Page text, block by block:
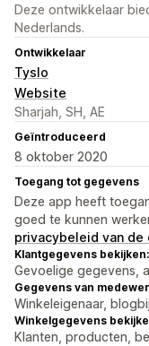
Deze ontwikkelaar
Nederlands.
Ontwikkelaar
Tyslo
Website
Sharjah, SH, AE
Geïntroduceerd
8 oktober 2020
Toegang tot gegevens
Deze app heeft
goed te kunnen
privacybeleid van de
Klantgegevens bekijken:
Gevoelige gegevens,
Gegevens van
Winkeleigenaar,
Winkelgegevens
Klanten, producten,